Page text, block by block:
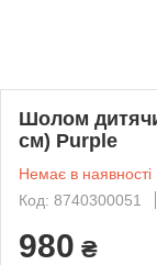
Шолом
см) Purple
Немає в наявності
Код: 8740300051
980 ₴